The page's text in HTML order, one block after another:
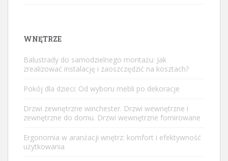
WNĘTRZE
Balustrady do samodzielnego montażu: Jak
zrealizować instalację i zaoszczędzić na kosztach?
Pokój dla dzieci: Od wyboru mebli po dekoracje
Drzwi zewnętrzne winchester. Drzwi wewnętrzne i
zewnętrzne do domu. Drzwi wewnętrzne fornirowane
Ergonomia w aranżacji wnętrz: komfort i efektywność
użytkowania